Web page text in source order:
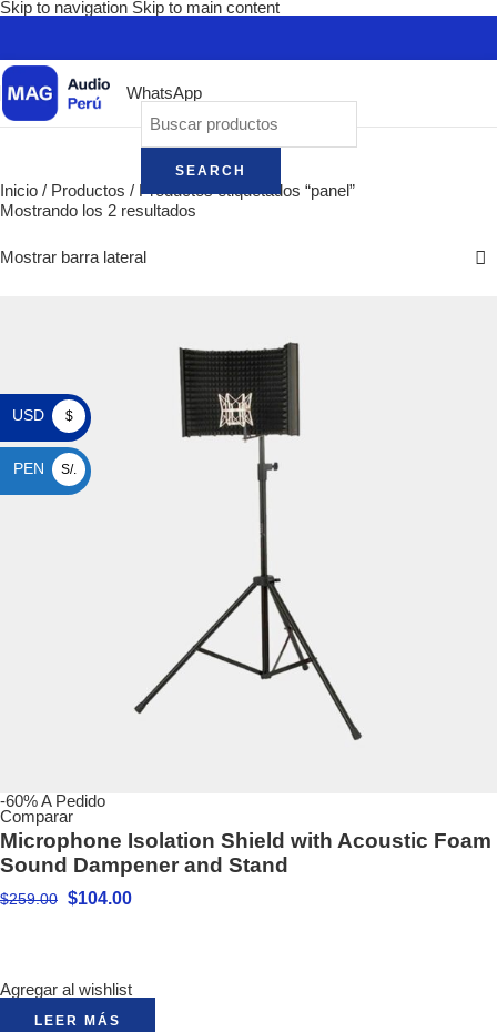
Skip to navigation Skip to main content
WhatsApp
SEARCH
Inicio / Productos / Productos etiquetados “panel”
Mostrando los 2 resultados
Mostrar barra lateral
-60%A Pedido
Comparar
Microphone Isolation Shield with Acoustic Foam
Sound Dampener and Stand
$259.00 $104.00
Agregar al wishlist
LEER MÁS
USD $
PEN S/.